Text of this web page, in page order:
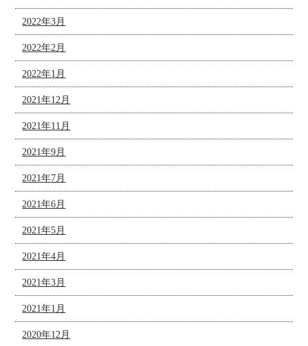
2022年3月
2022年2月
2022年1月
2021年12月
2021年11月
2021年9月
2021年7月
2021年6月
2021年5月
2021年4月
2021年3月
2021年1月
2020年12月